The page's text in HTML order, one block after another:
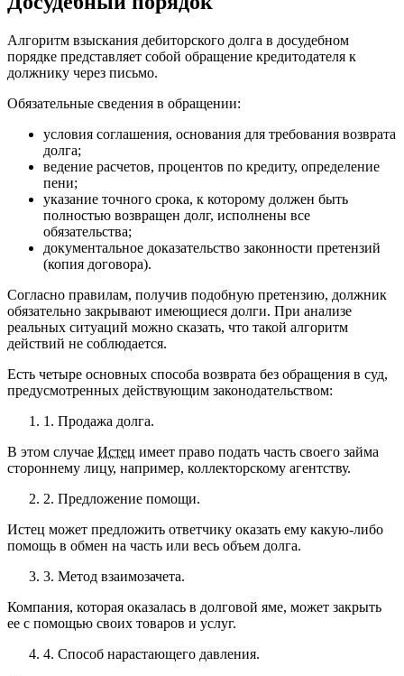
Алгоритм взыскания дебиторского долга в досудебном
порядке представляет собой обращение кредитодателя к
должнику через письмо.
Обязательные сведения в обращении:
условия соглашения, основания для требования возврата
долга;
ведение расчетов, процентов по кредиту, определение
пени;
указание точного срока, к которому должен быть
полностью возвращен долг, исполнены все
обязательства;
документальное доказательство законности претензий
(копия договора).
Согласно правилам, получив подобную претензию, должник
обязательно закрывают имеющиеся долги. При анализе
реальных ситуаций можно сказать, что такой алгоритм
действий не соблюдается.
Есть четыре основных способа возврата без обращения в суд,
предусмотренных действующим законодательством:
1. Продажа долга.
В этом случае Истец имеет право подать часть своего займа
стороннему лицу, например, коллекторскому агентству.
2. Предложение помощи.
Истец может предложить ответчику оказать ему какую-либо
помощь в обмен на часть или весь объем долга.
3. Метод взаимозачета.
Компания, которая оказалась в долговой яме, может закрыть
ее с помощью своих товаров и услуг.
4. Способ нарастающего давления.